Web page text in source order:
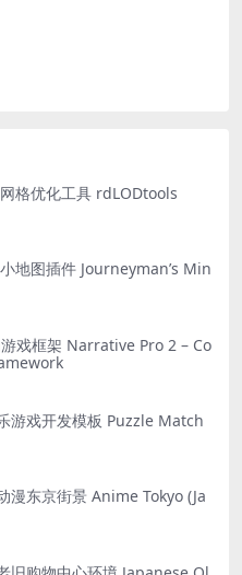
格优化工具 rdLODtools
地图插件 Journeyman’s Min
戏框架 Narrative Pro 2 – Co
游戏开发模板 Puzzle Match
漫东京街景 Anime Tokyo (Ja